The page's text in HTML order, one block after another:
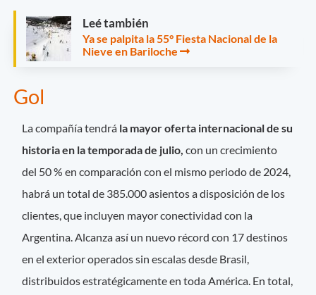
Leé también
Ya se palpita la 55° Fiesta Nacional de la
Nieve en Bariloche
Gol
La compañía tendrá la mayor oferta internacional de su
historia en la temporada de julio, con un crecimiento
del 50 % en comparación con el mismo periodo de 2024,
habrá un total de 385.000 asientos a disposición de los
clientes, que incluyen mayor conectividad con la
Argentina. Alcanza así un nuevo récord con 17 destinos
en el exterior operados sin escalas desde Brasil,
distribuidos estratégicamente en toda América. En total,